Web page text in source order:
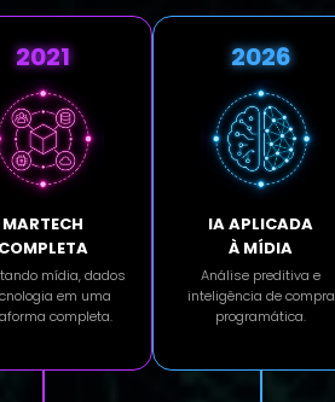
2021
MARTECH
mídia, dados
em uma
completa.
2026
IA APLICADA
À MÍDIA
Análise preditiva e
inteligência de compra
programática.